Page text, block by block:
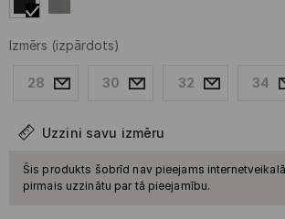
Izmērs (izpārdots)
28 30 32 34
Uzzini savu izmēru
Šis produkts šobrīd nav pieejams
pirmais uzzinātu par tā pieejamību.